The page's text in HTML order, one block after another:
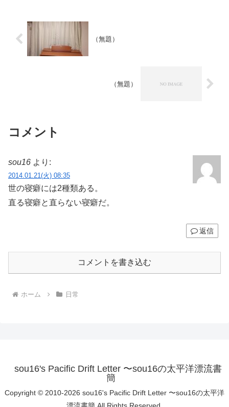
（無題）
（無題）
コメント
sou16 より:
2014.01.21(火) 08:35
世の寝癖には2種類ある。
直る寝癖と直らない寝癖だ。
返信
コメントを書き込む
ホーム 日常
sou16's Pacific Drift Letter 〜sou16の太平洋漂流書
簡
Copyright © 2010-2026 sou16's Pacific Drift Letter 〜sou16の太平洋